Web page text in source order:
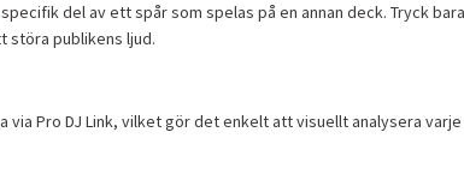
del av ett spår som spelas på en annan deck. Tryck
störa publikens ljud.
Pro DJ Link, vilket gör det enkelt att visuellt analysera